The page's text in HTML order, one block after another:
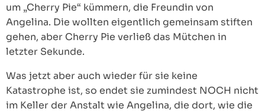
um „Cherry Pie“ kümmern, die Freundin von
Angelina. Die wollten eigentlich gemeinsam stiften
gehen, aber Cherry Pie verließ das Mütchen in
letzter Sekunde.
Was jetzt aber auch wieder für sie keine
Katastrophe ist, so endet sie zumindest NOCH nicht
im Keller der Anstalt wie Angelina, die dort, wie die